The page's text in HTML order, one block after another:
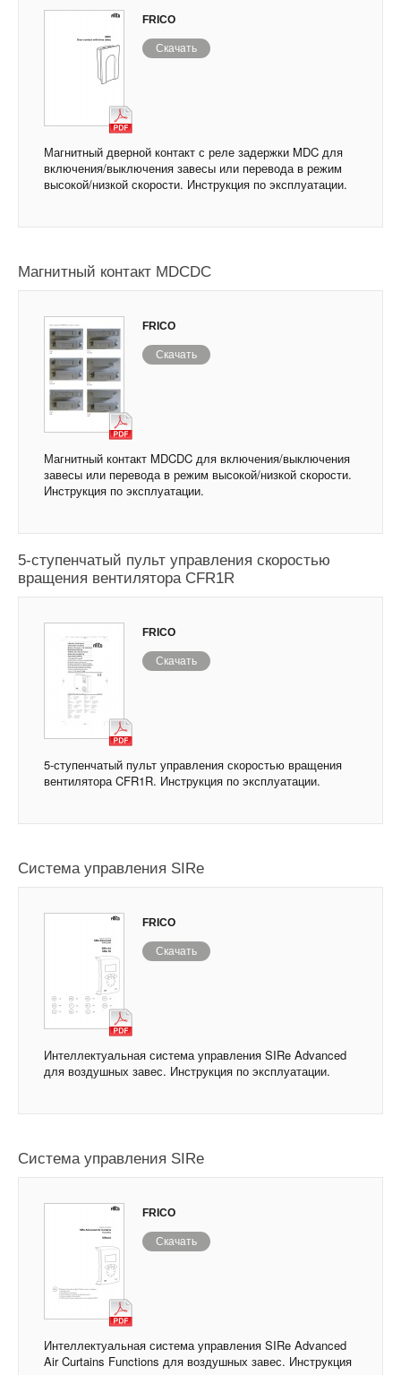
FRICO
Скачать
Магнитный дверной контакт с реле задержки MDC для
включения/выключения завесы или перевода в режим
высокой/низкой скорости. Инструкция по эксплуатации.
Магнитный контакт MDCDC
FRICO
Скачать
Магнитный контакт MDCDC для включения/выключения
завесы или перевода в режим высокой/низкой скорости.
Инструкция по эксплуатации.
5-ступенчатый пульт управления скоростью
вращения вентилятора CFR1R
FRICO
Скачать
5-ступенчатый пульт управления скоростью вращения
вентилятора CFR1R. Инструкция по эксплуатации.
Система управления SIRe
FRICO
Скачать
Интеллектуальная система управления SIRe Advanced
для воздушных завес. Инструкция по эксплуатации.
Система управления SIRe
FRICO
Скачать
Интеллектуальная система управления SIRe Advanced
Air Curtains Functions для воздушных завес. Инструкция